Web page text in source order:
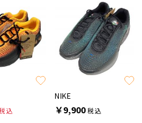
込
NIKE
￥9,900税込